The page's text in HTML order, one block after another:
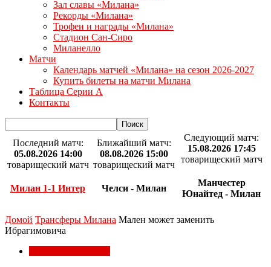
Зал славы «Милана»
Рекорды «Милана»
Трофеи и награды «Милана»
Стадион Сан-Сиро
Миланелло
Матчи
Календарь матчей «Милана» на сезон 2026-2027
Купить билеты на матчи Милана
Таблица Серии А
Контакты
Последний матч:
05.08.2026 14:00
товарищеский матч
Милан 1-1 Интер
Ближайший матч:
08.08.2026 15:00
товарищеский матч
Челси - Милан
Следующий матч:
15.08.2026 17:45
товарищеский матч
Манчестер
Юнайтед - Милан
Домой Трансферы Милана Мален может заменить
Ибрагимовича